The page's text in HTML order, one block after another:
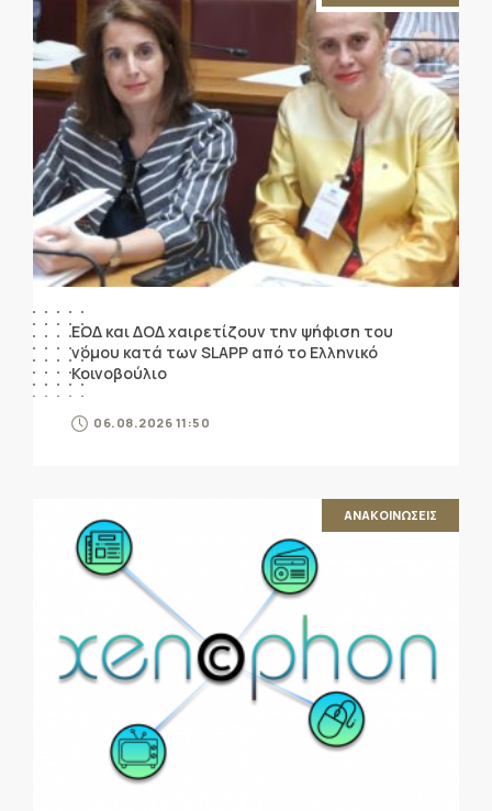
ΕΟΔ και ΔΟΔ χαιρετίζουν την ψήφιση του
νόμου κατά των SLAPP από το Ελληνικό
Κοινοβούλιο
06.08.2026 11:50
ΑΝΑΚΟΙΝΩΣΕΙΣ